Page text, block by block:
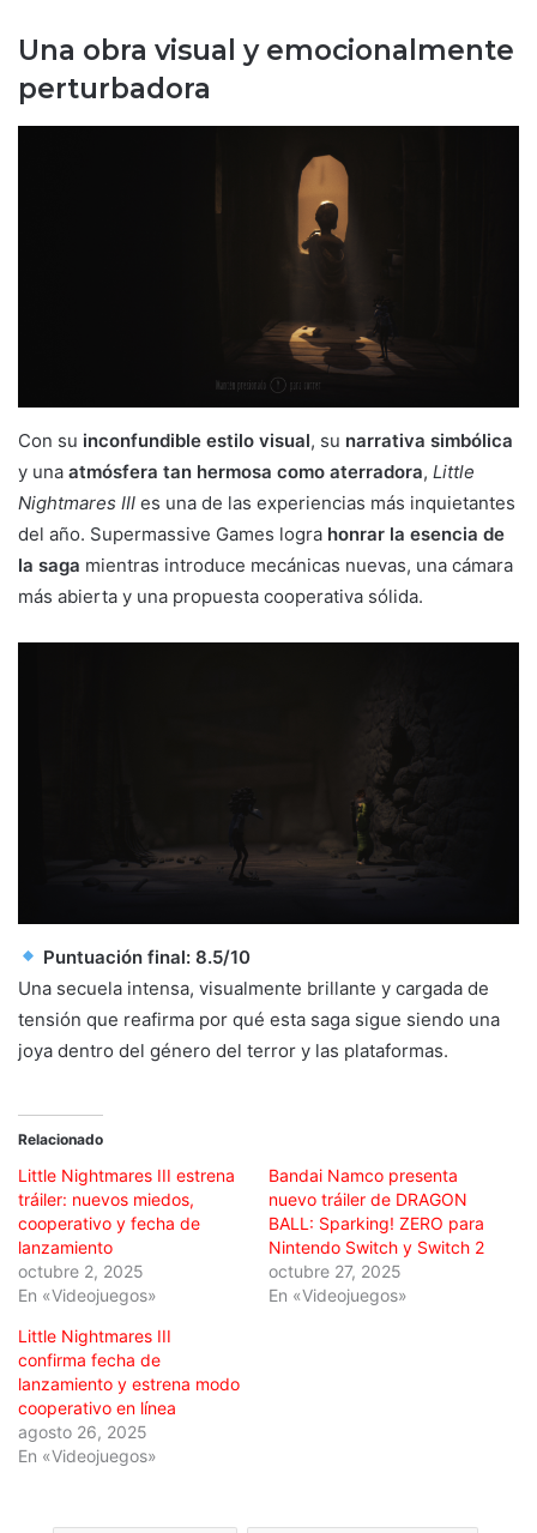
Una obra visual y emocionalmente
perturbadora
Con su inconfundible estilo visual, su narrativa simbólica
y una atmósfera tan hermosa como aterradora, Little
Nightmares III es una de las experiencias más inquietantes
del año. Supermassive Games logra honrar la esencia de
la saga mientras introduce mecánicas nuevas, una cámara
más abierta y una propuesta cooperativa sólida.
Puntuación final: 8.5/10
Una secuela intensa, visualmente brillante y cargada de
tensión que reafirma por qué esta saga sigue siendo una
joya dentro del género del terror y las plataformas.
Relacionado
Little Nightmares III estrena
tráiler: nuevos miedos,
cooperativo y fecha de
lanzamiento
octubre 2, 2025
En «Videojuegos»
Bandai Namco presenta
nuevo tráiler de DRAGON
BALL: Sparking! ZERO para
Nintendo Switch y Switch 2
octubre 27, 2025
En «Videojuegos»
Little Nightmares III
confirma fecha de
lanzamiento y estrena modo
cooperativo en línea
agosto 26, 2025
En «Videojuegos»